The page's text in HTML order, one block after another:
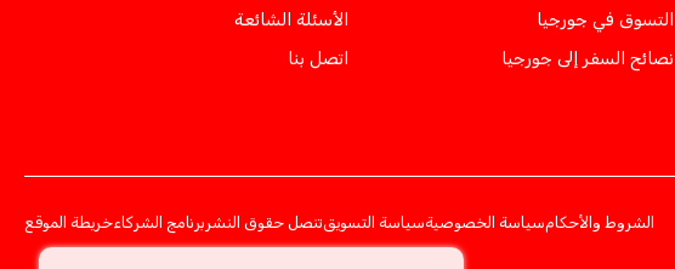
التسوق في جورجيا
نصائح السفر إلى جورجيا
الأسئلة الشائعة
اتصل بنا
الشروط والأحكامسياسة الخصوصيةسياسة التسويقتنصل حقوق النشر برنامج الشركاءخريطة الموقع